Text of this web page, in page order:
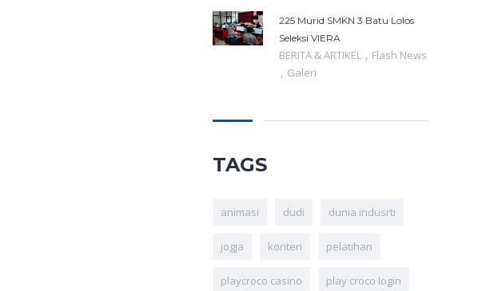
225 Murid SMKN 3 Batu Lolos
Seleksi VIERA
BERITA & ARTIKEL , Flash News
, Galeri
TAGS
animasi dudi dunia indusrti
jogja konten pelatihan
playcroco casino play croco login